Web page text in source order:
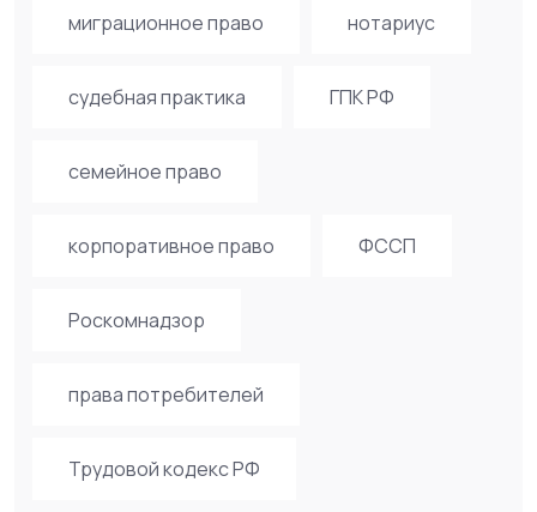
миграционное право нотариус
судебная практика ГПК РФ
семейное право
корпоративное право ФССП
Роскомнадзор
права потребителей
Трудовой кодекс РФ